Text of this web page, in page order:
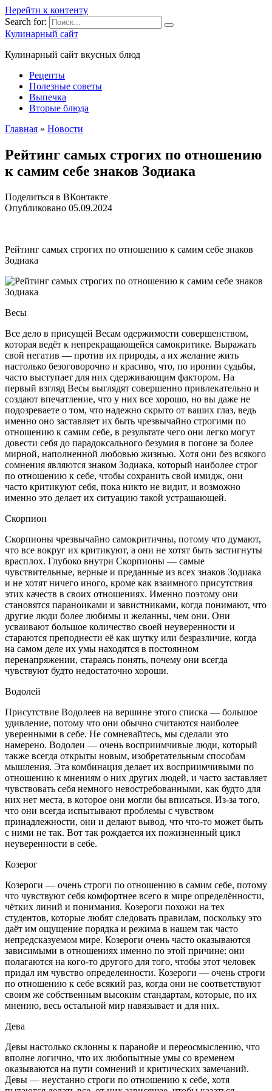
Перейти к контенту
Search for:
Кулинарный сайт
Кулинарный сайт вкусных блюд
Рецепты
Полезные советы
Выпечка
Вторые блюда
Главная » Новости
Рейтинг самых строгих по отношению
к самим себе знаков Зодиака
Поделиться в ВКонтакте
Опубликовано 05.09.2024
Рейтинг самых строгих по отношению к самим себе знаков
Зодиака
Весы
Все дело в присущей Весам одержимости совершенством,
которая ведёт к непрекращающейся самокритике. Выражать
свой негатив — против их природы, а их желание жить
настолько безоговорочно и красиво, что, по иронии судьбы,
часто выступает для них сдерживающим фактором. На
первый взгляд Весы выглядят совершенно привлекательно и
создают впечатление, что у них все хорошо, но вы даже не
подозреваете о том, что надежно скрыто от ваших глаз, ведь
именно оно заставляет их быть чрезвычайно строгими по
отношению к самим себе, в результате чего они легко могут
довести себя до парадоксального безумия в погоне за более
мирной, наполненной любовью жизнью. Хотя они без всякого
сомнения являются знаком Зодиака, который наиболее строг
по отношению к себе, чтобы сохранить свой имидж, они
часто критикуют себя, пока никто не видит, и возможно
именно это делает их ситуацию такой устрашающей.
Скорпион
Скорпионы чрезвычайно самокритичны, потому что думают,
что все вокруг их критикуют, а они не хотят быть застигнуты
врасплох. Глубоко внутри Скорпионы — самые
чувствительные, верные и преданные из всех знаков Зодиака
и не хотят ничего иного, кроме как взаимного присутствия
этих качеств в своих отношениях. Именно поэтому они
становятся параноиками и завистниками, когда понимают, что
другие люди более любимы и желанны, чем они. Они
усваивают большое количество своей неуверенности и
стараются преподнести её как шутку или безразличие, когда
на самом деле их умы находятся в постоянном
перенапряжении, стараясь понять, почему они всегда
чувствуют будто недостаточно хороши.
Водолей
Присутствие Водолеев на вершине этого списка — большое
удивление, потому что они обычно считаются наиболее
уверенными в себе. Не сомневайтесь, мы сделали это
намерено. Водолеи — очень восприимчивые люди, который
также всегда открыты новым, изобретательным способам
мышления. Эта комбинация делает их восприимчивыми по
отношению к мнениям о них других людей, и часто заставляет
чувствовать себя немного невостребованными, как будто для
них нет места, в которое они могли бы вписаться. Из-за того,
что они всегда испытывают проблемы с чувством
принадлежности, они и делают вывод, что что-то может быть
с ними не так. Вот так рождается их пожизненный цикл
неуверенности в себе.
Козерог
Козероги — очень строги по отношению в самим себе, потому
что чувствуют себя комфортнее всего в мире определённости,
чётких линий и понимания. Козероги похожи на тех
студентов, которые любят следовать правилам, поскольку это
даёт им ощущение порядка и режима в нашем так часто
непредсказуемом мире. Козероги очень часто оказываются
зависимыми в отношениях именно по этой причине: они
полагаются на кого-то другого для того, чтобы этот человек
придал им чувство определенности. Козероги — очень строги
по отношению к себе всякий раз, когда они не соответствуют
своим же собственным высоким стандартам, которые, по их
мнению, весь остальной мир навязывает и для них.
Дева
Девы настолько склонны к паранойе и переосмыслению, что
вполне логично, что их любопытные умы со временем
оказываются на пути сомнений и критических замечаний.
Девы — неустанно строги по отношению к себе, хотя